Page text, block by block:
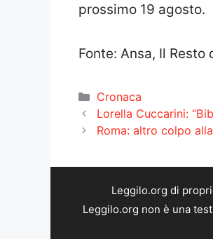
prossimo 19 agosto.
Fonte: Ansa, Il
Categorie
Cronaca
Lorella Cuccarini:
Roma: altro colpo
Leggilo.org di
Leggilo.org non è una